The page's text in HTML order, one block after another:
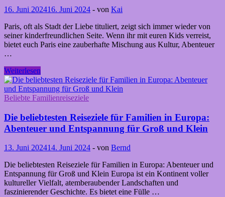
Klein
16. Juni 202416. Juni 2024 - von Kai
Paris, oft als Stadt der Liebe tituliert, zeigt sich immer wieder von
seiner kinderfreundlichen Seite. Wenn ihr mit euren Kids verreist,
bietet euch Paris eine zauberhafte Mischung aus Kultur, Abenteuer
…
Familienurlaub
mit
Kindern
in
Ein
magisches
Erlebnis
der
Stadt
der
Liebe
Weiterlesen
Beliebte Familienreiseziele
Die beliebtesten Reiseziele für Familien in Europa:
Abenteuer und Entspannung für Groß und Klein
13. Juni 202414. Juni 2024 - von Bernd
Die beliebtesten Reiseziele für Familien in Europa: Abenteuer und
Entspannung für Groß und Klein Europa ist ein Kontinent voller
kultureller Vielfalt, atemberaubender Landschaften und
faszinierender Geschichte. Es bietet eine Fülle …